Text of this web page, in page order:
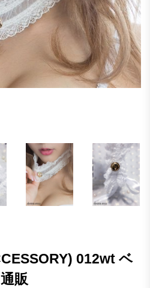
012wt ベ
販